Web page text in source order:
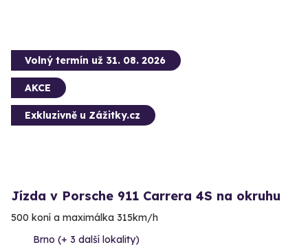
Volný termín už 31. 08. 2026
AKCE
Exkluzivně u Zážitky.cz
Jízda v Porsche 911 Carrera 4S na okruhu
500 koní a maximálka 315km/h
Brno (+ 3 další lokality)